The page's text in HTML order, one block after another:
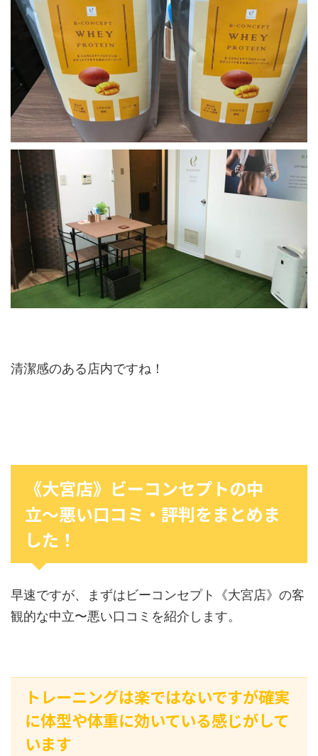
清潔感のある店内ですね！
《大宮店》ビーコンセプトの中
立〜悪い口コミ・評判をまとめま
した！
早速ですが、まずはビーコンセプト《大宮店》の客
観的な中立〜悪い口コミを紹介します。
トレーニングは楽ではないですが確実
に体型や体重に効いている感じがして
います